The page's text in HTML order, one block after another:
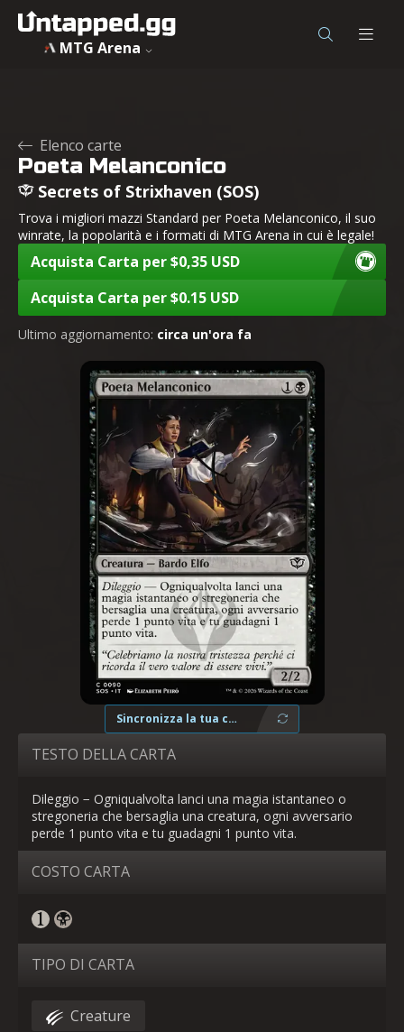
MTG Arena
Elenco carte
Poeta Melanconico
Secrets of Strixhaven (SOS)
Trova i migliori mazzi Standard per Poeta Melanconico, il suo
winrate, la popolarità e i formati di MTG Arena in cui è legale!
Acquista Carta per $0,35 USD
Acquista Carta per $0.15 USD
Ultimo aggiornamento: circa un'ora fa
Sincronizza la tua collezione
TESTO DELLA CARTA
Dileggio − Ogniqualvolta lanci una magia istantaneo o
stregoneria che bersaglia una creatura, ogni avversario
perde 1 punto vita e tu guadagni 1 punto vita.
COSTO CARTA
TIPO DI CARTA
Creature